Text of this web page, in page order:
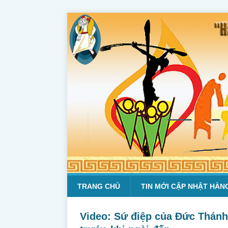
TRANG CHỦ TIN MỚI CẬP NHẬT
Video: Sứ điệp của Đức